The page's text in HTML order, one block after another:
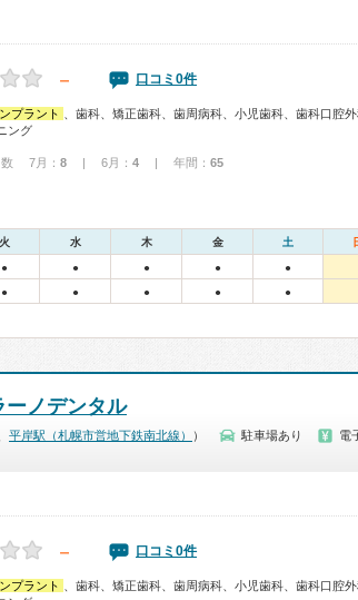
－ 口コミ0件
プラント
、歯科、矯正歯科、歯周病科、小児歯科、歯科口腔
ング
数 7月： 8 | 6月： 4 | 年間： 65
火 水 木 金 土
● ● ● ● ●
● ● ● ● ●
ーノデンタル
平岸駅（札幌市営地下鉄南北線） ） 駐車場あり
電
－ 口コミ0件
プラント
、歯科、矯正歯科、歯周病科、小児歯科、歯科口腔